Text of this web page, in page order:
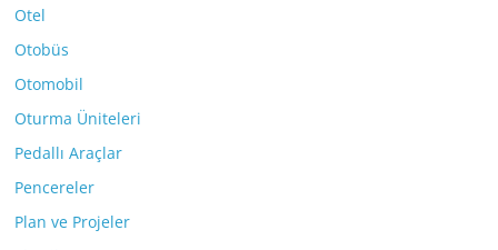
Otel
Otobüs
Otomobil
Oturma Üniteleri
Pedallı Araçlar
Pencereler
Plan ve Projeler